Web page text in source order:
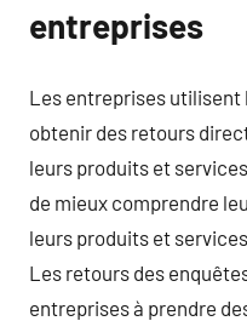
entreprises
Les entreprises utilisent
obtenir des retours
leurs produits et
de mieux comprendre
leurs produits et
Les retours des
entreprises à prendre